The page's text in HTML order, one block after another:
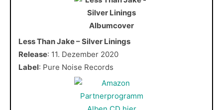
Less Than Jake – Silver Linings
Release: 11. Dezember 2020
Label: Pure Noise Records